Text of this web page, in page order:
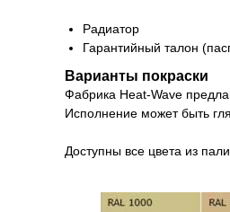
Радиатор
Гарантийный талон
Варианты покраски
Фабрика Heat-Wave
Исполнение может быть
Доступны все цвета из